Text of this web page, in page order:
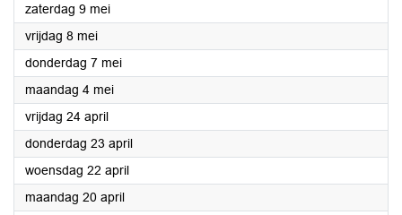
zaterdag 9 mei2026
vrijdag 8 mei2026
donderdag 7 mei2026
maandag 4 mei2026
vrijdag 24 april2026
donderdag 23 april2026
woensdag 22 april2026
maandag 20 april2026